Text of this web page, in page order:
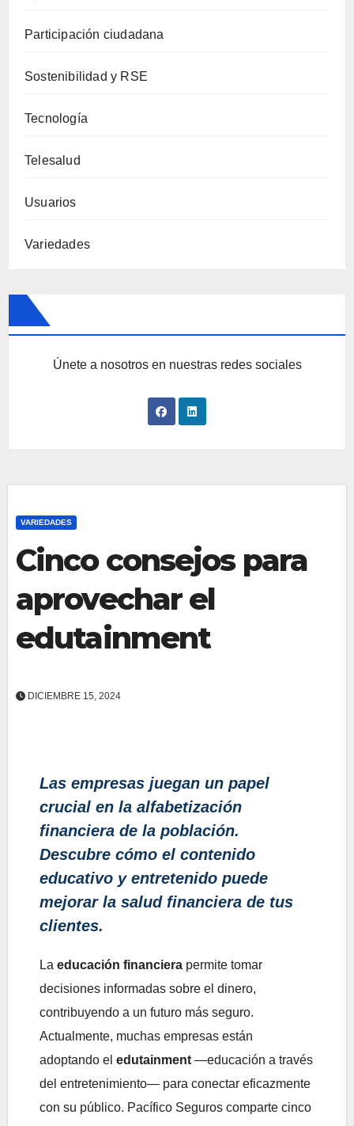
Participación ciudadana
Sostenibilidad y RSE
Tecnología
Telesalud
Usuarios
Variedades
Únete a nosotros en nuestras redes sociales
VARIEDADES
Cinco consejos para
aprovechar el
edutainment
DICIEMBRE 15, 2024
Las empresas juegan un papel
crucial en la alfabetización
financiera de la población.
Descubre cómo el contenido
educativo y entretenido puede
mejorar la salud financiera de tus
clientes.
La educación financiera permite tomar
decisiones informadas sobre el dinero,
contribuyendo a un futuro más seguro.
Actualmente, muchas empresas están
adoptando el edutainment —educación a través
del entretenimiento— para conectar eficazmente
con su público. Pacífico Seguros comparte cinco